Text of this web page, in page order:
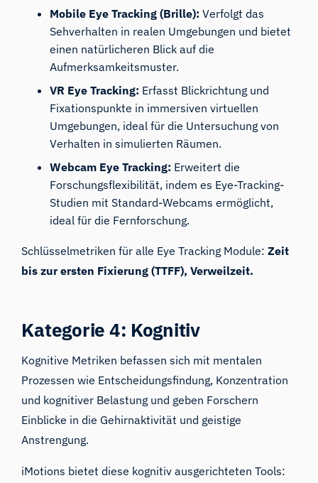
Mobile Eye Tracking (Brille): Verfolgt das
Sehverhalten in realen Umgebungen und bietet
einen natürlicheren Blick auf die
Aufmerksamkeitsmuster.
VR Eye Tracking: Erfasst Blickrichtung und
Fixationspunkte in immersiven virtuellen
Umgebungen, ideal für die Untersuchung von
Verhalten in simulierten Räumen.
Webcam Eye Tracking: Erweitert die
Forschungsflexibilität, indem es Eye-Tracking-
Studien mit Standard-Webcams ermöglicht,
ideal für die Fernforschung.
Schlüsselmetriken für alle Eye Tracking Module:Zeit
bis zur ersten Fixierung (TTFF), Verweilzeit.
Kategorie 4: Kognitiv
Kognitive Metriken befassen sich mit mentalen
Prozessen wie Entscheidungsfindung, Konzentration
und kognitiver Belastung und geben Forschern
Einblicke in die Gehirnaktivität und geistige
Anstrengung.
iMotions bietet diese kognitiv ausgerichteten Tools: